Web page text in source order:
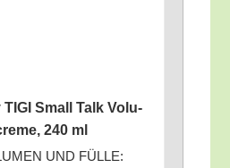
TIGI Small Talk Volu­
240 ml
UND FÜLLE: